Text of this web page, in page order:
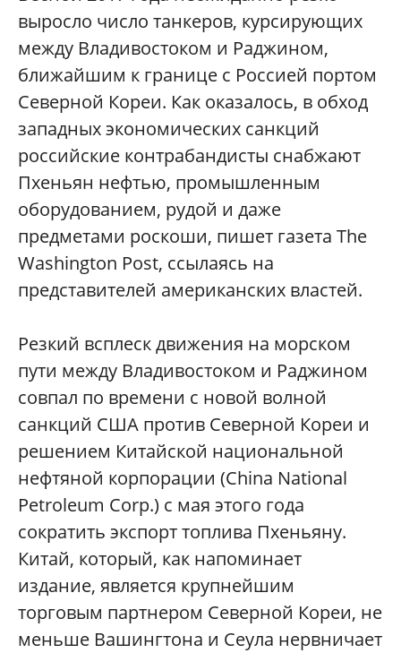
выросло число танкеров, курсирующих
между Владивостоком и Раджином,
ближайшим к границе с Россией портом
Северной Кореи. Как оказалось, в обход
западных экономических санкций
российские контрабандисты снабжают
Пхеньян нефтью, промышленным
оборудованием, рудой и даже
предметами роскоши, пишет газета The
Washington Post, ссылаясь на
представителей американских властей.
Резкий всплеск движения на морском
пути между Владивостоком и Раджином
совпал по времени с новой волной
санкций США против Северной Кореи и
решением Китайской национальной
нефтяной корпорации (China National
Petroleum Corp.) с мая этого года
сократить экспорт топлива Пхеньяну.
Китай, который, как напоминает
издание, является крупнейшим
торговым партнером Северной Кореи, не
меньше Вашингтона и Сеула нервничает